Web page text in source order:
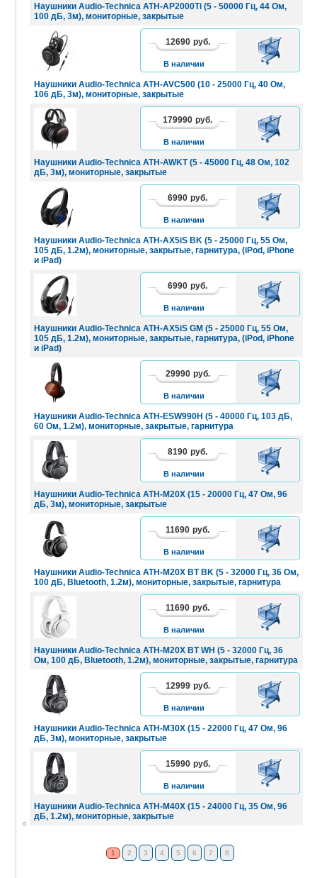
Наушники Audio-Technica ATH-AP2000Ti (5 - 50000 Гц, 44 Ом,
100 дБ, 3м), мониторные, закрытые
Наушники Audio-Technica ATH-AVC500 (10 - 25000 Гц, 40 Ом,
106 дБ, 3м), мониторные, закрытые
12690 руб.
В наличии
В
КОРЗИНУ
Наушники Audio-Technica ATH-AWKT (5 - 45000 Гц, 48 Ом, 102
дБ, 3м), мониторные, закрытые
179990 руб.
В наличии
В
КОРЗИНУ
Наушники Audio-Technica ATH-AX5iS BK (5 - 25000 Гц, 55 Ом,
105 дБ, 1.2м), мониторные, закрытые, гарнитура, (iPod, iPhone
и iPad)
6990 руб.
В наличии
В
КОРЗИНУ
Наушники Audio-Technica ATH-AX5iS GM (5 - 25000 Гц, 55 Ом,
105 дБ, 1.2м), мониторные, закрытые, гарнитура, (iPod, iPhone
и iPad)
6990 руб.
В наличии
В
КОРЗИНУ
Наушники Audio-Technica ATH-ESW990H (5 - 40000 Гц, 103 дБ,
60 Ом, 1.2м), мониторные, закрытые, гарнитура
29990 руб.
В наличии
В
КОРЗИНУ
Наушники Audio-Technica ATH-M20X (15 - 20000 Гц, 47 Ом, 96
дБ, 3м), мониторные, закрытые
8190 руб.
В наличии
В
КОРЗИНУ
Наушники Audio-Technica ATH-M20X BT BK (5 - 32000 Гц, 36 Ом,
100 дБ, Bluetooth, 1.2м), мониторные, закрытые, гарнитура
11690 руб.
В наличии
В
КОРЗИНУ
Наушники Audio-Technica ATH-M20X BT WH (5 - 32000 Гц, 36
Ом, 100 дБ, Bluetooth, 1.2м), мониторные, закрытые, гарнитура
11690 руб.
В наличии
В
КОРЗИНУ
Наушники Audio-Technica ATH-M30X (15 - 22000 Гц, 47 Ом, 96
дБ, 3м), мониторные, закрытые
12999 руб.
В наличии
В
КОРЗИНУ
Наушники Audio-Technica ATH-M40X (15 - 24000 Гц, 35 Ом, 96
дБ, 1.2м), мониторные, закрытые
15990 руб.
В наличии
В
КОРЗИНУ
1 2 3 4 5 6 7 8